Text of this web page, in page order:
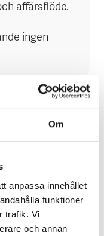
Om
anpassa innehållet
funktioner
trafik. Vi
och annan
affärsflöde.
ingen